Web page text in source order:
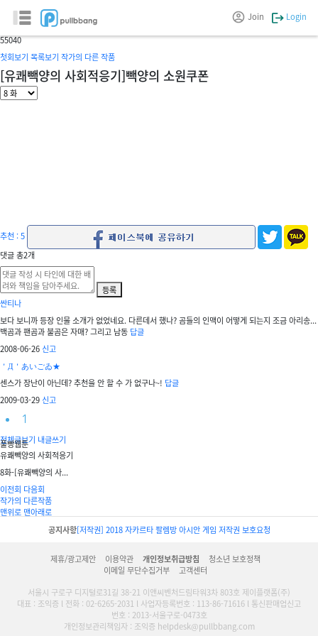
Join Login
글/그림 :-빽양-
55040
첫회보기 목록보기 작가의 다른 작품
[유쾌빽양의 사회적응기]빽양의 소원쿠폰
풀빵웹툰
유쾌빽양의 사회적응기
8화-[유쾌빽양의 사...
이전회 다음회
작가의 다른작품
맨위로 맨아래로
추천 : 5
댓글총2개
등록
싼티나
보다 보니까 등장 인물 소개가 없었네요. 다른데서 했나? 곰들의 인맥이 어떻게 되는지 조금 아리송...
백곰과 팬곰과 불곰은 자매? 그리고 남동 답글
2008-06-26 신고
＇Д＇あいごゐ★
센스가 장난이 아닌데? 추천을 안 할 수 가 없구나~! 답글
2009-03-29 신고
1
전체글보기 내글쓰기
공지사항[저작권] 2018 자카르타 팔렘방 아시안 게임 저작권 보호요청
제휴/광고제안 이용약관 개인정보취급방침
청소년 보호정책
이메일 무단수집거부
고객센터
서울시 구로구 디지털로31길 38-21 이앤씨벤처드림타워3차 803호 제이플랫폼(주)
대표 : 조익증 l 전화 : 02-6265-2031 l 사업자등록번호 : 113-86-71616 l 통신판매업신고
번호 : 2013-서울구로-0473호
개인정보관리책임자 : 조익증 helpdesk@pullbbang.com